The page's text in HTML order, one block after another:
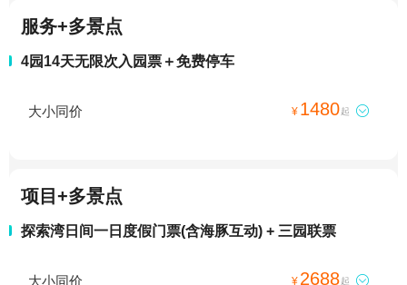
服务+多景点
4园14天无限次入园票＋免费停车
大小同价 ¥ 1480起 
项目+多景点
探索湾日间一日度假门票(含海豚互动) + 三园联票
大小同价 ¥ 2688起 